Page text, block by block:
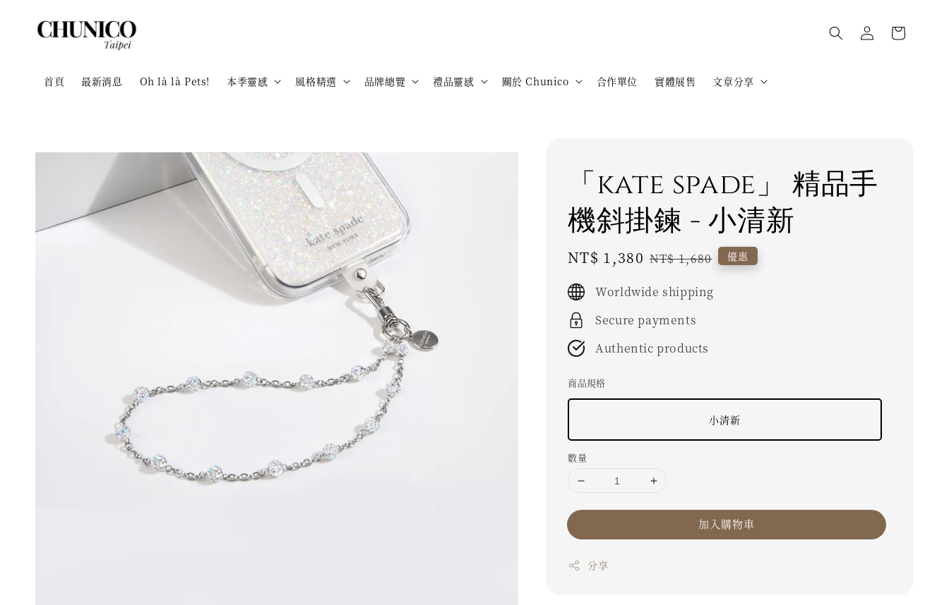
首頁 最新消息 Oh là là Pets! 本季靈感 風格精選 品牌總覽 禮品靈感 關於 Chunico 合作單位 實體展售 文章分享
「kate spade」 精品手
機斜掛鍊 - 小清新
Sale
price
NT$ 1,380 Regular
NT$ 1,680 優惠
Worldwide shipping
Secure payments
Authentic products
商品規格
小清新
數量
加入購物車
分享